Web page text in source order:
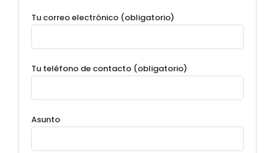
Tu correo electrónico (obligatorio)
Tu teléfono de contacto (obligatorio)
Asunto